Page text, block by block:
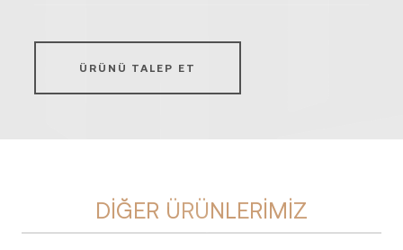
ÜRÜNÜ TALEP ET
DIĞER ÜRÜNLERIMIZ